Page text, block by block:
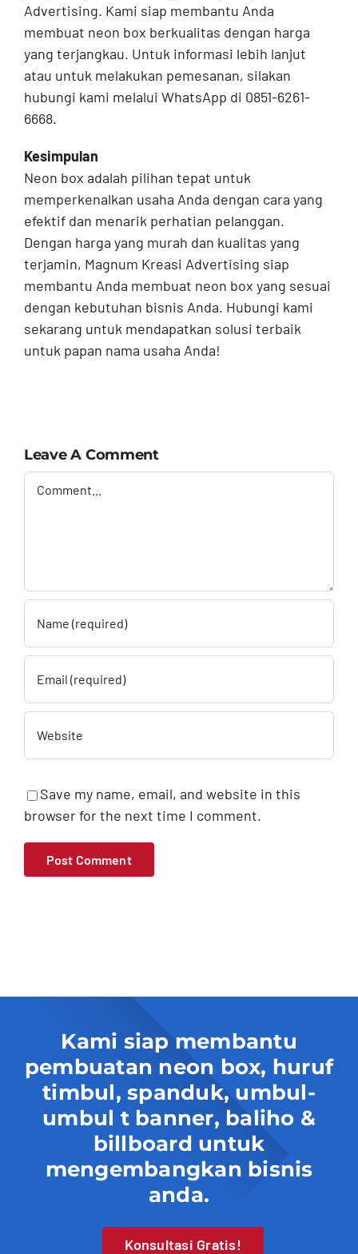
Advertising. Kami siap membantu Anda
membuat neon box berkualitas dengan harga
yang terjangkau. Untuk informasi lebih lanjut
atau untuk melakukan pemesanan, silakan
hubungi kami melalui WhatsApp di 0851-6261-
6668.
Kesimpulan
Neon box adalah pilihan tepat untuk
memperkenalkan usaha Anda dengan cara yang
efektif dan menarik perhatian pelanggan.
Dengan harga yang murah dan kualitas yang
terjamin, Magnum Kreasi Advertising siap
membantu Anda membuat neon box yang sesuai
dengan kebutuhan bisnis Anda. Hubungi kami
sekarang untuk mendapatkan solusi terbaik
untuk papan nama usaha Anda!
Leave A Comment
Save my name, email, and website in this
browser for the next time I comment.
Kami siap membantu
pembuatan neon box, huruf
timbul, spanduk, umbul-
umbul t banner, baliho &
billboard untuk
mengembangkan bisnis
anda.
Konsultasi Gratis!